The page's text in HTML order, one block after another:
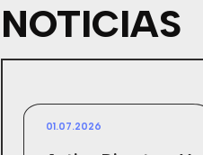
NOTICIAS
01.07.2026